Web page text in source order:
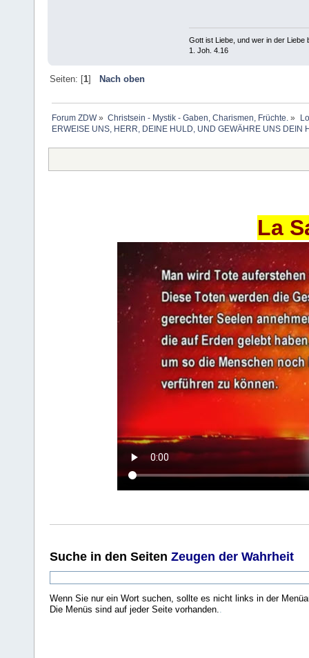
Gott ist Liebe, und wer in der Liebe
1. Joh. 4.16
Seiten: [1] Nach oben
Forum ZDW» Christsein - Mystik - Gaben, Charismen, Früchte. »
ERWEISE UNS, HERR, DEINE HULD, UND GEWÄHRE UNS DEIN
La
Suche in den Seiten Zeugen der Wahrheit
Wenn Sie nur ein Wort suchen, sollte es nicht links in der
Die Menüs sind auf jeder Seite vorhanden.